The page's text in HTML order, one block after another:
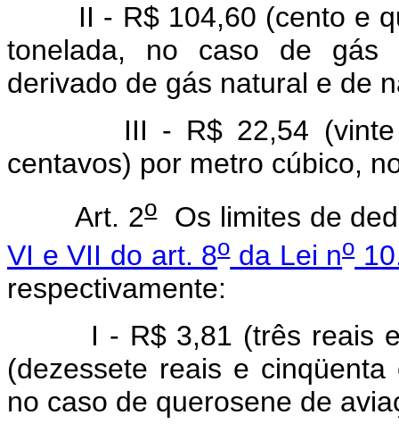
II - R$ 104,60 (cento e
tonelada, no caso de gás
derivado de gás natural e de
III - R$ 22,54 (vinte e
centavos) por metro cúbico,
Art. 2oOs limites de
VI e VII do art. 8oda Lei no
respectivamente:
I - R$ 3,81 (três reais e
(dezessete reais e
no caso de querosene de